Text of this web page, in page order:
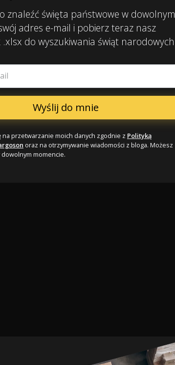
znaleźć święta państwowe w dowolnym
adres e-mail i pobierz teraz nasz
do wyszukiwania świąt
na przetwarzanie moich danych zgodnie z Polityką
oraz na otrzymywanie wiadomości z bloga. Możesz
momencie.